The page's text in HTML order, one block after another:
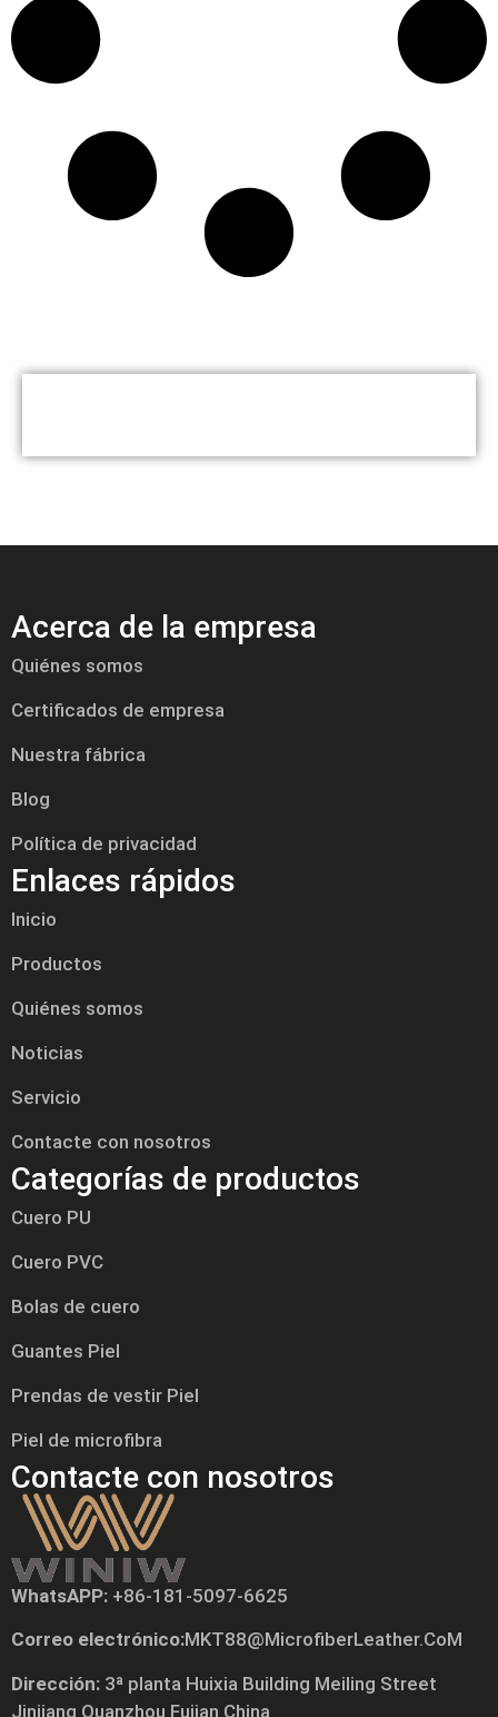
Acerca de la empresa
Quiénes somos
Certificados de empresa
Nuestra fábrica
Blog
Política de privacidad
Enlaces rápidos
Inicio
Productos
Quiénes somos
Noticias
Servicio
Contacte con nosotros
Categorías de productos
Cuero PU
Cuero PVC
Bolas de cuero
Guantes Piel
Prendas de vestir Piel
Piel de microfibra
Contacte con nosotros
WhatsAPP: +86-181-5097-6625
Correo electrónico:MKT88@MicrofiberLeather.CoM
Dirección: 3ª planta Huixia Building Meiling Street
Jinjiang Quanzhou Fujian China
Русский
Tiếng Việt